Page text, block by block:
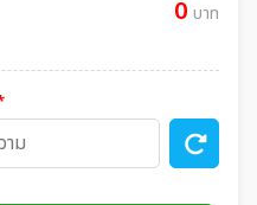
0 บาท